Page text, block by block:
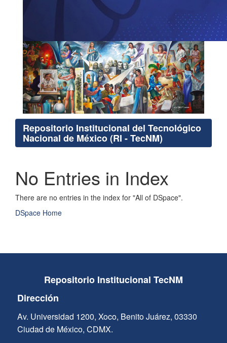
Repositorio Institucional del Tecnológico
Nacional de México (RI - TecNM)
No Entries in Index
There are no entries in the index for "All of DSpace".
DSpace Home
Repositorio Institucional TecNM
Dirección
Av. Universidad 1200, Xoco, Benito Juárez, 03330
Ciudad de México, CDMX.